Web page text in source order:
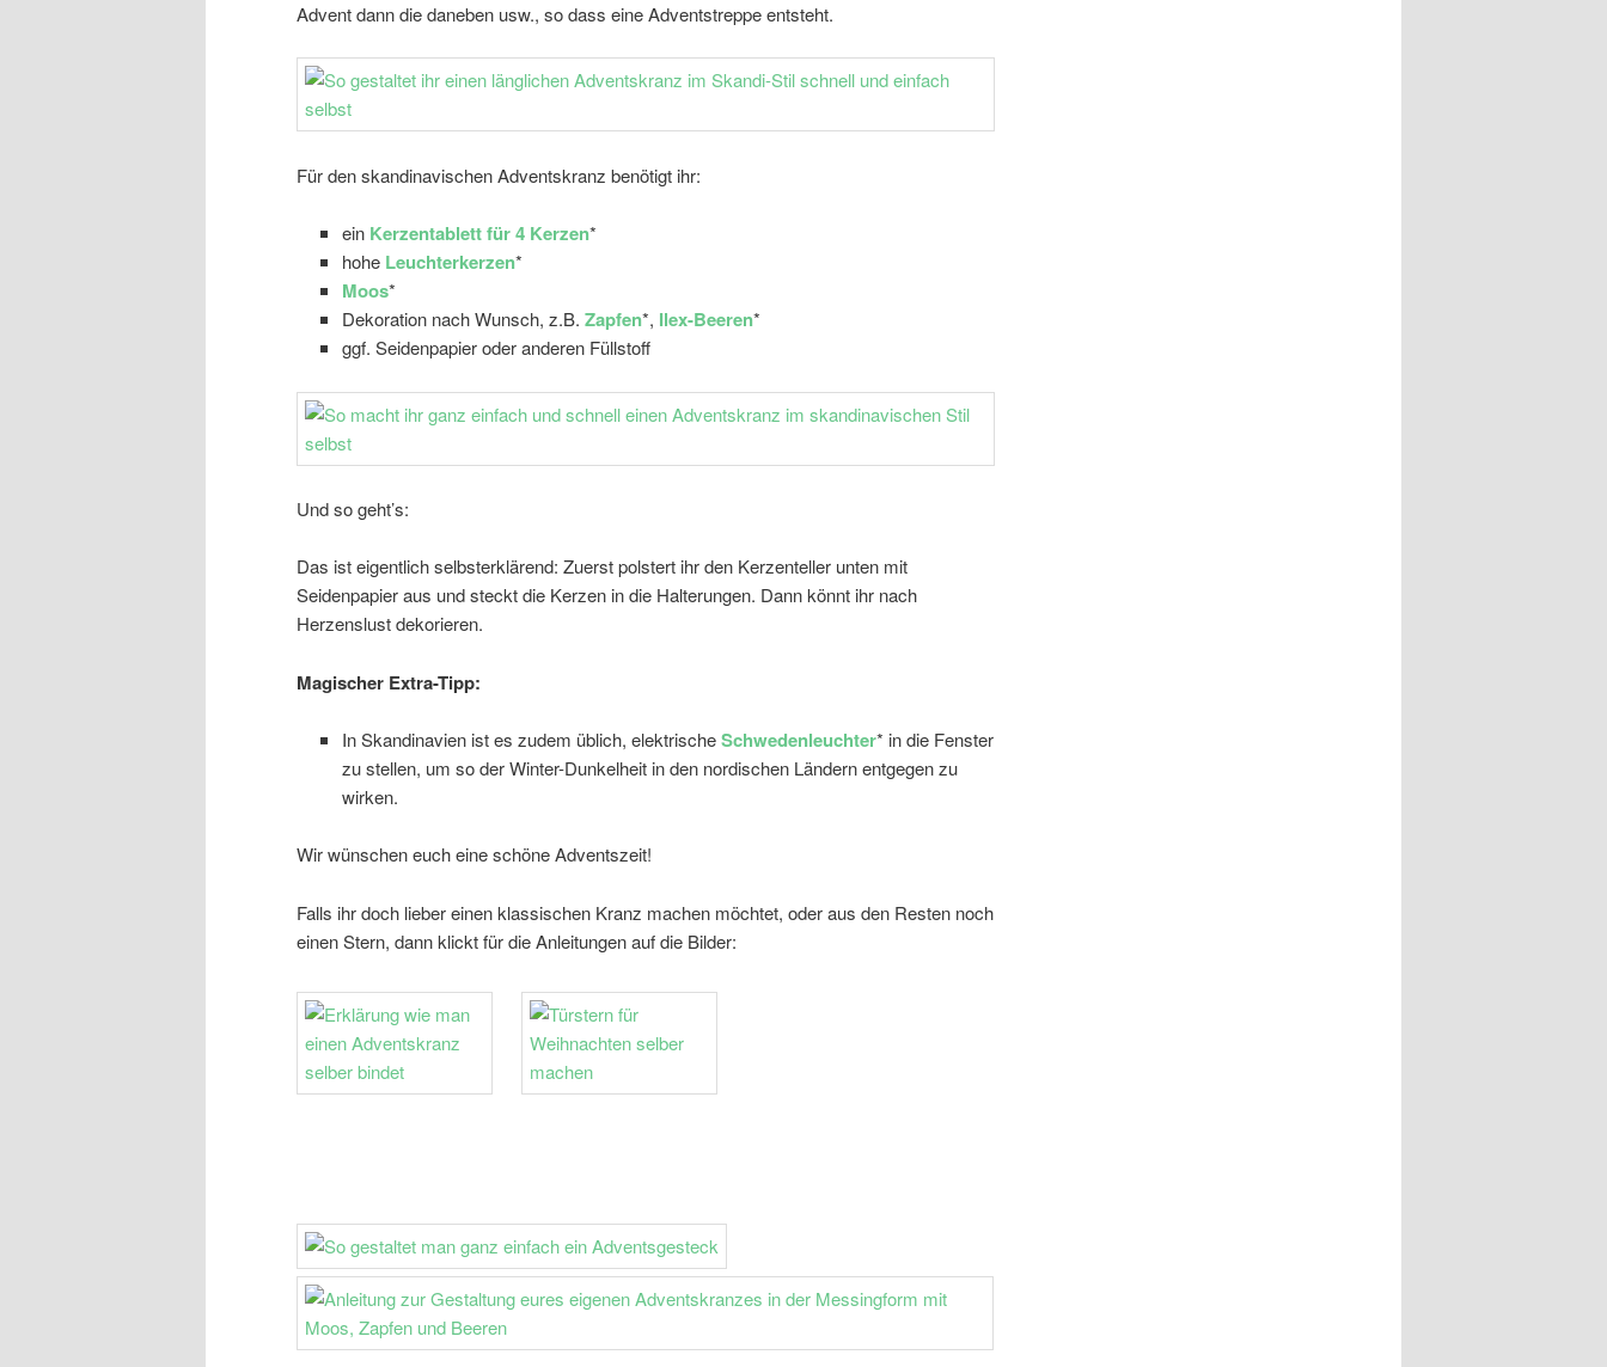
Advent dann die daneben usw., so dass eine Adventstreppe entsteht.
Für den skandinavischen Adventskranz benötigt ihr:
ein Kerzentablett für 4 Kerzen*
hohe Leuchterkerzen*
Moos*
Dekoration nach Wunsch, z.B. Zapfen*, Ilex-Beeren*
ggf. Seidenpapier oder anderen Füllstoff
Und so geht’s:
Das ist eigentlich selbsterklärend: Zuerst polstert ihr den Kerzenteller unten mit
Seidenpapier aus und steckt die Kerzen in die Halterungen. Dann könnt ihr nach
Herzenslust dekorieren.
Magischer Extra-Tipp:
In Skandinavien ist es zudem üblich, elektrischeSchwedenleuchter* in die Fenster
zu stellen, um so der Winter-Dunkelheit in den nordischen Ländern entgegen zu
wirken.
Wir wünschen euch eine schöne Adventszeit!
Falls ihr doch lieber einen klassischen Kranz machen möchtet, oder aus den Resten noch
einen Stern, dann klickt für die Anleitungen auf die Bilder: